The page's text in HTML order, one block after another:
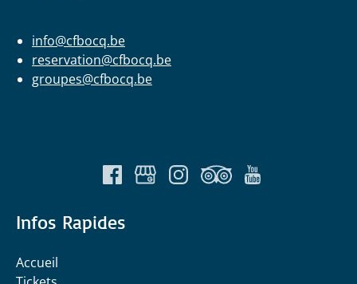
info@cfbocq.be
reservation@cfbocq.be
groupes@cfbocq.be
Infos Rapides
Accueil